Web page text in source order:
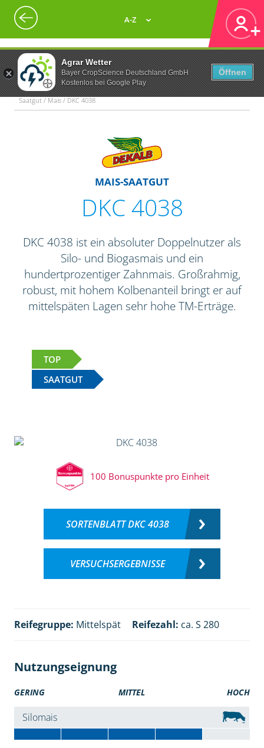
Agrar Wetter
Bayer CropScience Deutschland GmbH
Kostenlos bei Google Play
Öffnen
A-Z
Saatgut / Mais / DKC 4038
MAIS-SAATGUT
DKC 4038
DKC 4038 ist ein absoluter Doppelnutzer als
Silo- und Biogasmais und ein
hundertprozentiger Zahnmais. Großrahmig,
robust, mit hohem Kolbenanteil bringt er auf
mittelspäten Lagen sehr hohe TM-Erträge.
TOP
SAATGUT
100 Bonuspunkte pro Einheit
SORTENBLATT DKC 4038
VERSUCHSERGEBNISSE
Reifegruppe: Mittelspät Reifezahl: ca. S 280
Nutzungseignung
GERING MITTEL HOCH
Silomais